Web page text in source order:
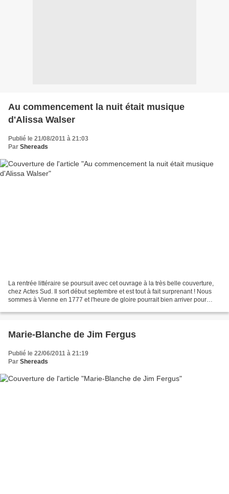
Au commencement la nuit était musique
d'Alissa Walser
Publié le 21/08/2011 à 21:03
Par Shereads
La rentrée littéraire se poursuit avec cet ouvrage à la très belle couverture,
chez Actes Sud. Il sort début septembre et est tout à fait surprenant ! Nous
sommes à Vienne en 1777 et l'heure de gloire pourrait bien arriver pour
Marie-Blanche de Jim Fergus
Publié le 22/06/2011 à 21:19
Par Shereads